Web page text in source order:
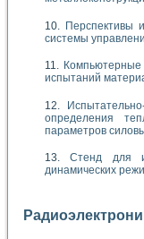
Перспективы
системы
испытаний
определения
параметров
Стенд для
динамических